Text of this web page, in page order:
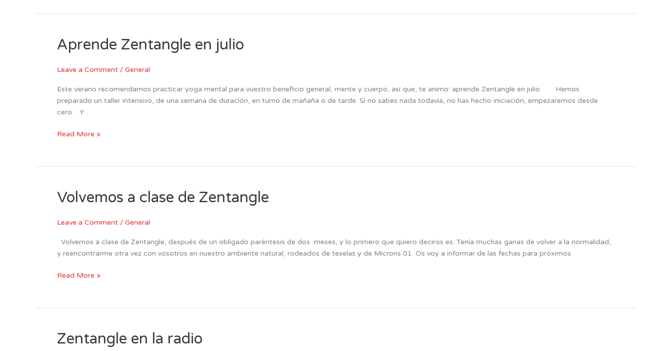
Aprende Zentangle en julio
Leave a Comment / General
Este verano recomendamos practicar yoga mental para vuestro beneficio general, mente y cuerpo, así que, te animo: aprende Zentangle en julio. Hemos
preparado un taller intensivo, de una semana de duración, en turno de mañaña o de tarde. Si no sabes nada todavía, no has hecho iniciación, empezaremos desde
cero. Y
Aprende
Zentangle
julio
Read More »
Volvemos a clase de Zentangle
Leave a Comment / General
Volvemos a clase de Zentangle, después de un obligado paréntesis de dos meses, y lo primero que quiero deciros es: Tenía muchas ganas de volver a la normalidad,
y reencontrarme otra vez con vosotros en nuestro ambiente natural, rodeados de teselas y de Microns 01. Os voy a informar de las fechas para próximos
Volvemos
de
Zentangle
Read More »
Zentangle en la radio
Zentangle
en